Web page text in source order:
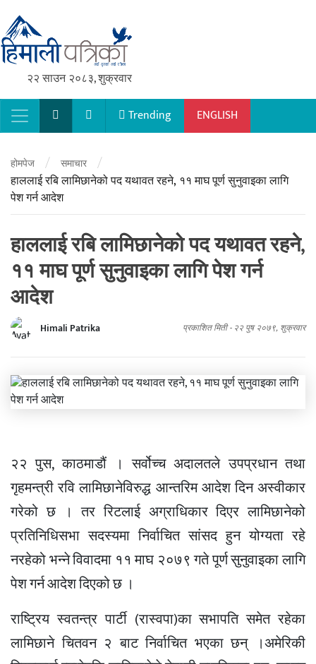
२२ साउन २०८३, शुक्रवार
Main Navigation
Trending ENGLISH
होमपेज / समाचार /
हाललाई रबि लामिछानेको पद यथावत रहने, ११ माघ पूर्ण सुनुवाइका लागि
पेश गर्न आदेश
हाललाई रबि लामिछानेको पद यथावत रहने,
११ माघ पूर्ण सुनुवाइका लागि पेश गर्न
आदेश
Himali Patrika प्रकाशित मिती - २२ पुष २०७९, शुक्रवार
२२ पुस, काठमाडौं । सर्वोच्च अदालतले उपप्रधान तथा
गृहमन्त्री रवि लामिछानेविरुद्ध आन्तरिम आदेश दिन अस्वीकार
गरेको छ । तर रिटलाई अग्राधिकार दिएर लामिछानेको
प्रतिनिधिसभा सदस्यमा निर्वाचित सांसद हुन योग्यता रहे
नरहेको भन्ने विवादमा ११ माघ २०७९ गते पूर्ण सुनुवाइका लागि
पेश गर्न आदेश दिएको छ ।
राष्ट्रिय स्वतन्त्र पार्टी (रास्वपा)का सभापति समेत रहेका
लामिछाने चितवन २ बाट निर्वाचित भएका छन् ।अमेरिकी